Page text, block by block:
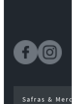
Safras &